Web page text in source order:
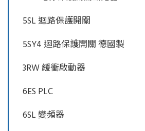
5SL 迴路保護開關
5SY4 迴路保護開關 德國製
3RW 緩衝啟動器
6ES PLC
6SL 變頻器